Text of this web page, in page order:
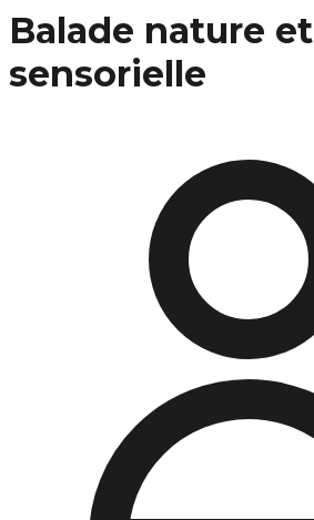
Balade nature et
sensorielle